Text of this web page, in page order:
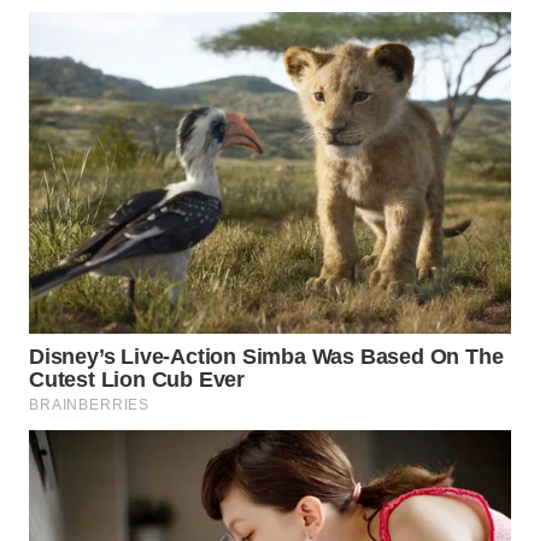
WN
KALTIM
WN
SULSEL
WN
GORONTALO
SULUT
WN
MALUKU